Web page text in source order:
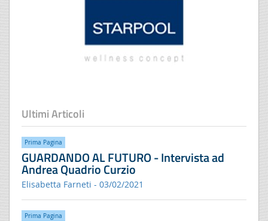
Ultimi Articoli
Prima Pagina
GUARDANDO AL FUTURO - Intervista ad
Andrea Quadrio Curzio
Elisabetta Farneti - 03/02/2021
Prima Pagina